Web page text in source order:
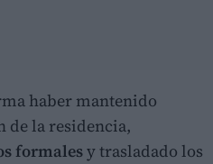
haber mantenido
de la residencia,
formalesy trasladado los